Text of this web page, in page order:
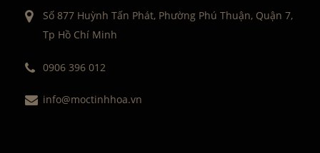
Số 877 Huỳnh Tấn Phát, Phường Phú Thuận, Quận 7,
Tp Hồ Chí Minh
0906 396 012
info@moctinhhoa.vn